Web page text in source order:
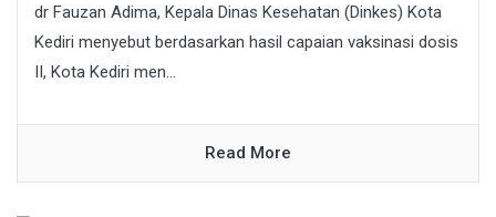
dr Fauzan Adima, Kepala Dinas Kesehatan (Dinkes) Kota
Kediri menyebut berdasarkan hasil capaian vaksinasi dosis
II, Kota Kediri men...
Read More